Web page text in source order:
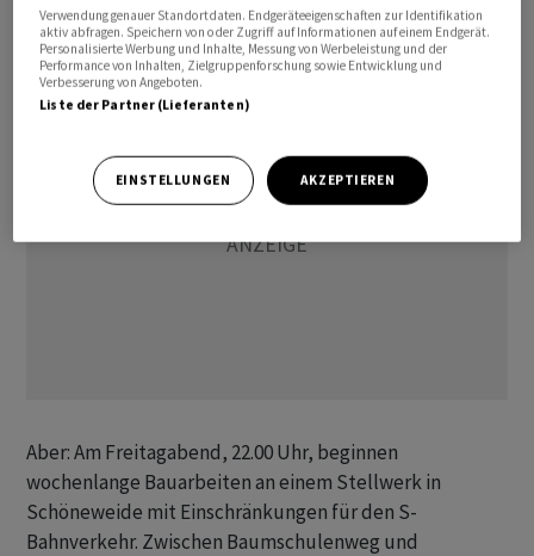
vom S-Bahnhof Wassmannsdorf (S9 und S85) zum
Messegelände.
Aber: Am Freitagabend, 22.00 Uhr, beginnen
wochenlange Bauarbeiten an einem Stellwerk in
Schöneweide mit Einschränkungen für den S-
Bahnverkehr. Zwischen Baumschulenweg und
Verwendung genauer Standortdaten. Endgeräteeigenschaften zur Identifikation
aktiv abfragen. Speichern von oder Zugriff auf Informationen auf einem Endgerät.
Personalisierte Werbung und Inhalte, Messung von Werbeleistung und der
Performance von Inhalten, Zielgruppenforschung sowie Entwicklung und
Verbesserung von Angeboten.
Liste der Partner (Lieferanten)
EINSTELLUNGEN AKZEPTIEREN